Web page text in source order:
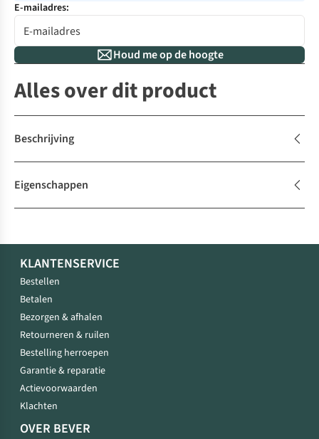
E-mailadres:
Houd me op de hoogte
Alles over dit product
Beschrijving
Eigenschappen
KLANTENSERVICE
Bestellen
Betalen
Bezorgen & afhalen
Retourneren & ruilen
Bestelling herroepen
Garantie & reparatie
Actievoorwaarden
Klachten
OVER BEVER